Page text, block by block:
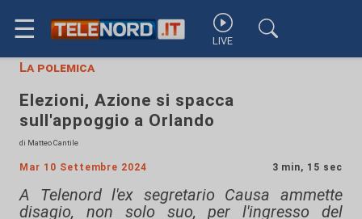
☰ LIVE
La polemica
Elezioni, Azione si spacca
sull'appoggio a Orlando
di Matteo Cantile
Mar 10 Settembre 2024 3 min, 15 sec
A Telenord l'ex segretario Causa ammette
disagio, non solo suo, per l'ingresso del